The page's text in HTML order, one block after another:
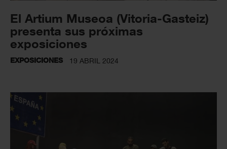
El Artium Museoa (Vitoria-Gasteiz)
presenta sus próximas
exposiciones
EXPOSICIONES 19 ABRIL 2024